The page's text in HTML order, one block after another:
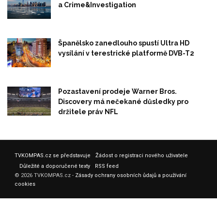
a Crime&Investigation
Španělsko zanedlouho spustí Ultra HD
vysílání v terestrické platformě DVB-T2
Pozastavení prodeje Warner Bros.
Discovery má nečekané důsledky pro
držitele práv NFL
TVKOMPAS.cz se představuje
Žádost o registraci nového uživatele
Důležité a doporučené texty
RSS feed
© 2026 TVKOMPAS.cz - Zásady ochrany osobních ůdajů a používání
cookies